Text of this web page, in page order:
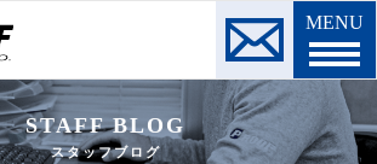
MENU
STAFF BLOG
スタッフブログ